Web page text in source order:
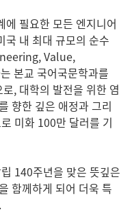
에 필요한 모든 엔지니어
국 내 최대 규모의 순수
Value,
본교 국어국문학과를
, 대학의 발전을 위한 염
향한 깊은 애정과 그리
미화 100만 달러를 기
140주년을 맞은 뜻깊은
함께하게 되어 더욱 특